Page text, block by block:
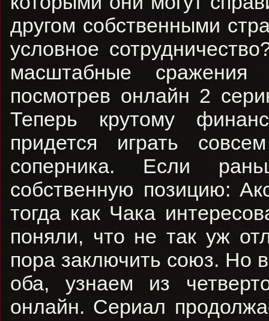
другом собственными
условное
масштабные
посмотрев онлайн 2
Теперь крутому
придется играть
соперника. Если
собственную позицию:
тогда как Чака
поняли, что не так уж
пора заключить союз. Но
оба, узнаем из
онлайн. Сериал